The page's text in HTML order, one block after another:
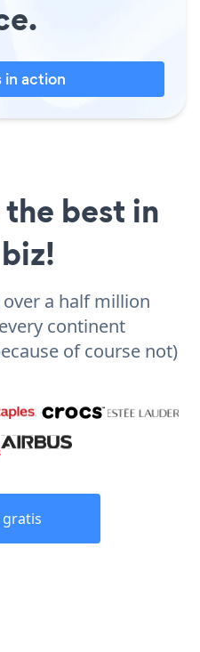
in action
best in
over a half million
continent
of course not)
gratis